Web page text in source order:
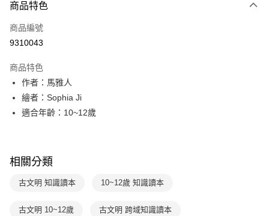
信用卡一次付款
LINE Pay
大哥付你分期
相關說明
【大哥付你分期使用說明】
1.本服務由台灣大哥大提供，台灣大哥大用戶可立即使用無須另外申請。
3.實際核准額度、可分期數及費用金額請依後續交易確認頁面所載為準。
消。如遇「轉專審核」未通過狀況，表示未達大哥付你分期系統評分，恕無
【繳款方式說明】
AFTEE先享後付
AFTEE先享後付是「在收到商品之後才付款」的支付方式。 讓您購物簡單
便利好安心！
１．簡單：不需註冊會員、不需綁卡、不需儲值。
２．便利：只要手機號碼，簡訊認證，即可結帳。
ATM付款
運送方式
商品特色
商品編號
9310043
商品特色
作者：馬雅人
繪者：Sophia Ji
適合年齡：10~12歲
相關分類
古文明 知識讀本 10~12歲 知識讀本
古文明 10~12歲 古文明 跨域知識讀本